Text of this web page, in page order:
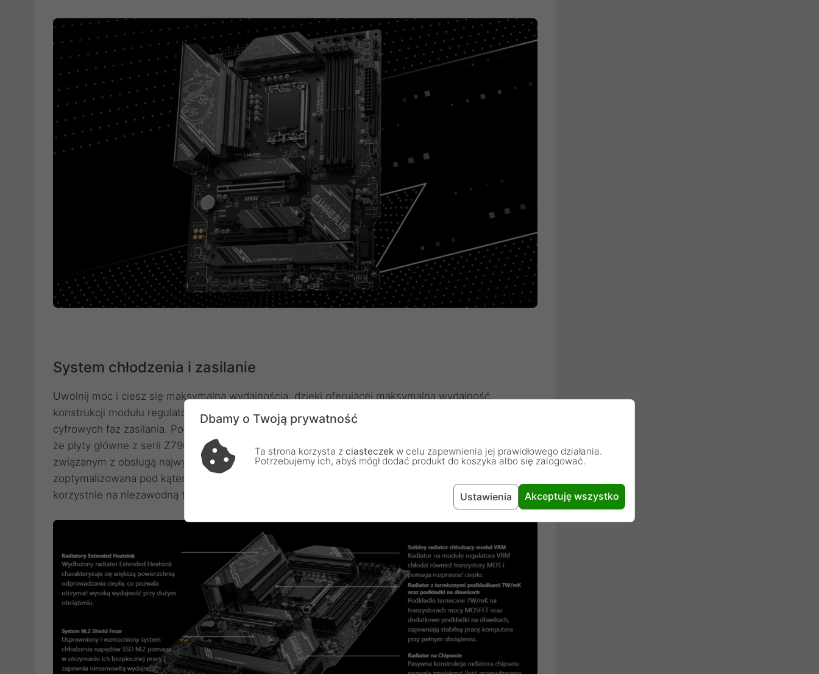
System chłodzenia i zasilanie
Uwolnij moc i ciesz się maksymalną wydajnością, dzięki oferującej maksymalną wydajność
konstrukcji modułu regulatora napięcia VRM, która to konstrukcja korzysta łącznie z 14+1+1
cyfrowych faz zasilania. Połączenie dwóch złączy oraz wyjątkowej technologii Core Boost sprawia,
że płyty główne z serii Z790 GAMING PLUS WIFI są gotowe do tego, aby sprostać wyzwaniom
związanym z obsługą najwyższej klasy procesorów. Konstrukcja płytki drukowanej została
zoptymalizowana pod kątem większej szerokości pasma i szybkości transferu, co wpływa również
korzystnie na niezawodną transmisję w obwodach.
Dbamy o Twoją prywatność
Ta strona korzysta z ciasteczek w celu zapewnienia jej prawidłowego działania.
Potrzebujemy ich, abyś mógł dodać produkt do koszyka albo się zalogować.
Ustawienia Akceptuję wszystko